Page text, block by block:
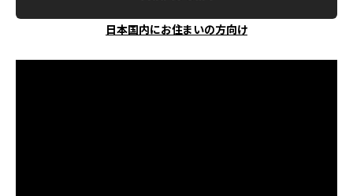
日本国内にお住まいの方向け